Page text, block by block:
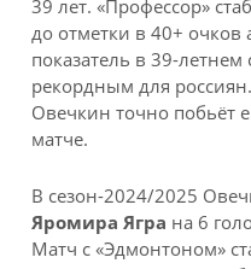
39 лет. «Профессор»
до отметки в 40+ очков
показатель в 39-летнем
рекордным для
Овечкин точно побьёт
матче.
В сезон-2024/2025
Яромира Ягра на 6
Матч с «Эдмонтоном»